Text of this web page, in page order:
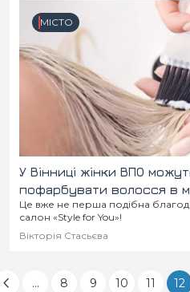
МІСТО
У Вінниці жінки ВПО
пофарбувати волосся в
Це вже не перша подібна
салон «Style for You»!
Вікторія Стасьєва
... 8 9 10 11 12